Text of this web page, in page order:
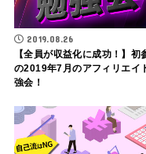
2019.08.26
【全員が収益化に成功！】初
の2019年7月のアフィリエイ
強会！